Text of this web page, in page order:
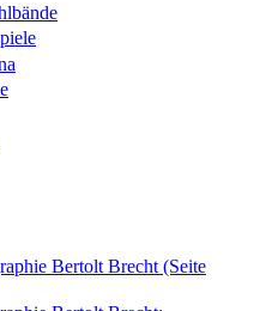
Bertolt Brecht (Seite